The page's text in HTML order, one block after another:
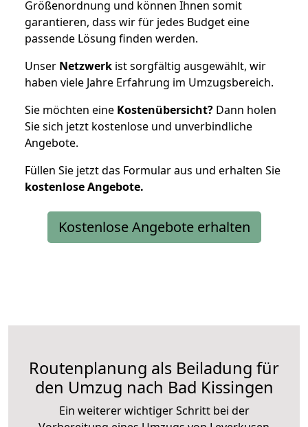
Größenordnung und können Ihnen somit
garantieren, dass wir für jedes Budget eine
passende Lösung finden werden.
Unser Netzwerk ist sorgfältig ausgewählt, wir
haben viele Jahre Erfahrung im Umzugsbereich.
Sie möchten eine Kostenübersicht? Dann holen
Sie sich jetzt kostenlose und unverbindliche
Angebote.
Füllen Sie jetzt das Formular aus und erhalten Sie
kostenloseAngebote.
Kostenlose Angebote erhalten
Routenplanung als Beiladung für
den Umzug nach Bad Kissingen
Ein weiterer wichtiger Schritt bei der